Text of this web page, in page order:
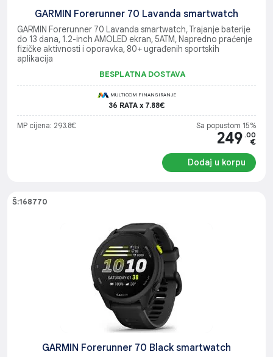
GARMIN Forerunner 70 Lavanda smartwatch
GARMIN Forerunner 70 Lavanda smartwatch, Trajanje baterije
do 13 dana, 1.2-inch AMOLED ekran, 5ATM, Napredno praćenje
fizičke aktivnosti i oporavka, 80+ ugrađenih sportskih
aplikacija
BESPLATNA DOSTAVA
MULTICOM FINANSIRANJE
36 RATA x 7.88€
MP cijena: 293.8€ Sa popustom 15%
249 .00
€
Dodaj u korpu
Š:168770
GARMIN Forerunner 70 Black smartwatch